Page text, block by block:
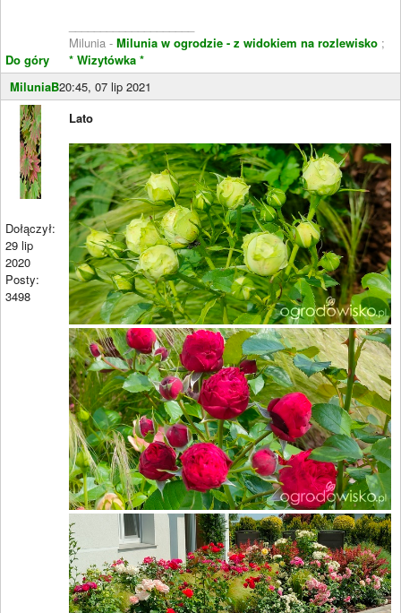
Do góry
Milunia - Milunia w ogrodzie - z widokiem na rozlewisko ;
* Wizytówka *
MiluniaB20:45, 07 lip 2021
Dołączył:
29 lip
2020
Posty:
3498
Lato